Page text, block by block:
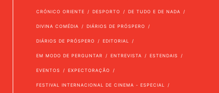
CRÓNICO ORIENTE DESPORTO DE TUDO E DE NADA
DIVINA COMÉDIA DIÁRIOS DE PRÓSPERO
DIÁRIOS DE PRÓSPERO EDITORIAL
EM MODO DE PERGUNTAR ENTREVISTA ESTENDAIS
EVENTOS EXPECTORAÇÃO
FESTIVAL INTERNACIONAL DE CINEMA - ESPECIAL